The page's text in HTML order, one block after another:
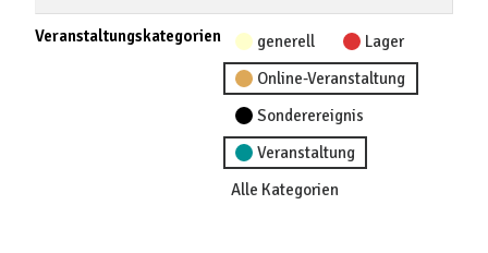
Veranstaltungskategorien generell
Lager
Online-Veranstaltung
Sonderereignis
Veranstaltung
Alle Kategorien